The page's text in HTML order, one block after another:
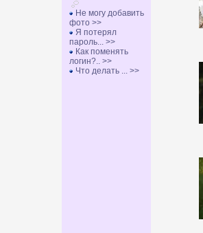
Не могу добавить
фото >>
Я потерял
пароль... >>
Как поменять
логин?.. >>
Что делать ... >>